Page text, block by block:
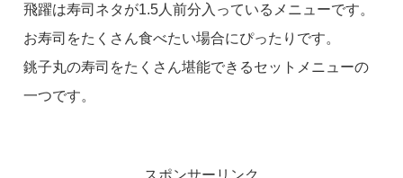
飛躍は寿司ネタが1.5人前分入っているメニューです。
お寿司をたくさん食べたい場合にぴったりです。
銚子丸の寿司をたくさん堪能できるセットメニューの
一つです。
スポンサーリンク